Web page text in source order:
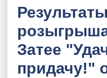
Результаты
Затее
придачу!"